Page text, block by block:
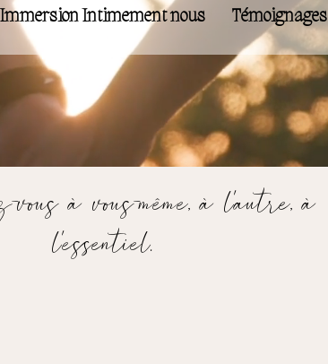
Immersion Intimement nous Témoignages
vous à vous-même, à l’autre, à
l’essentiel.